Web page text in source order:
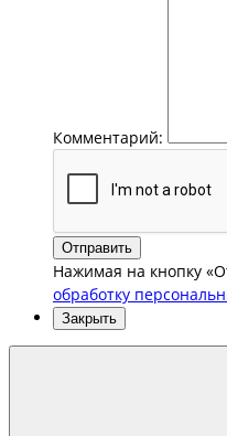
Комментарий:
Отправить
Нажимая на кнопку
обработку
Закрыть